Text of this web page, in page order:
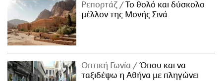
Ρεπορτάζ
Το θολό και δύσκολο
μέλλον της Μονής Σινά
Οπτική Γωνία
Όπου και να
ταξιδέψω η Αθήνα με πληγώνει